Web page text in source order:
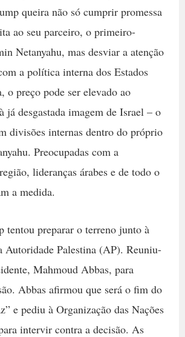
queira não só cumprir promessa
ao seu parceiro, o primeiro-
Netanyahu, mas desviar a atenção
a política interna dos Estados
o preço pode ser elevado ao
já desgastada imagem de Israel – o
divisões internas dentro do próprio
Preocupadas com a
lideranças árabes e de todo o
a medida.
tentou preparar o terreno junto à
Autoridade Palestina (AP). Reuniu-
Mahmoud Abbas, para
Abbas afirmou que será o fim do
e pediu à Organização das Nações
intervir contra a decisão. As